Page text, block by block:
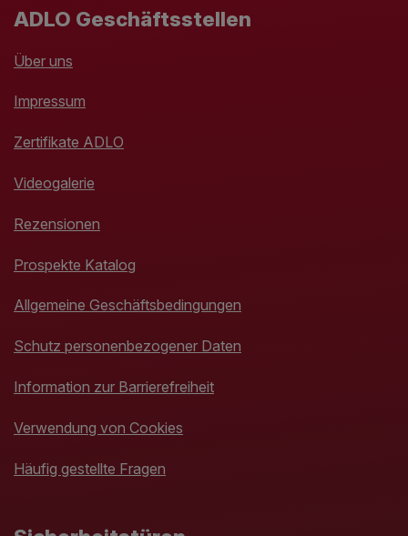
ADLO Geschäftsstellen
Über uns
Impressum
Zertifikate ADLO
Videogalerie
Rezensionen
Prospekte Katalog
Allgemeine Geschäftsbedingungen
Schutz personenbezogener Daten
Information zur Barrierefreiheit
Verwendung von Cookies
Häufig gestellte Fragen